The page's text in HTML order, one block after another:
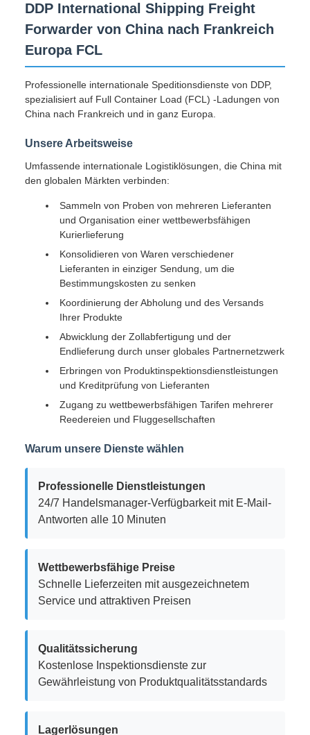
DDP International Shipping Freight
Forwarder von China nach Frankreich
Europa FCL
Professionelle internationale Speditionsdienste von DDP,
spezialisiert auf Full Container Load (FCL) -Ladungen von
China nach Frankreich und in ganz Europa.
Unsere Arbeitsweise
Umfassende internationale Logistiklösungen, die China mit
den globalen Märkten verbinden:
Sammeln von Proben von mehreren Lieferanten
und Organisation einer wettbewerbsfähigen
Kurierlieferung
Konsolidieren von Waren verschiedener
Lieferanten in einziger Sendung, um die
Bestimmungskosten zu senken
Koordinierung der Abholung und des Versands
Ihrer Produkte
Abwicklung der Zollabfertigung und der
Endlieferung durch unser globales Partnernetzwerk
Erbringen von Produktinspektionsdienstleistungen
und Kreditprüfung von Lieferanten
Zugang zu wettbewerbsfähigen Tarifen mehrerer
Reedereien und Fluggesellschaften
Warum unsere Dienste wählen
Professionelle Dienstleistungen
24/7 Handelsmanager-Verfügbarkeit mit E-Mail-
Antworten alle 10 Minuten
Wettbewerbsfähige Preise
Schnelle Lieferzeiten mit ausgezeichnetem
Service und attraktiven Preisen
Qualitätssicherung
Kostenlose Inspektionsdienste zur
Gewährleistung von Produktqualitätsstandards
Lagerlösungen